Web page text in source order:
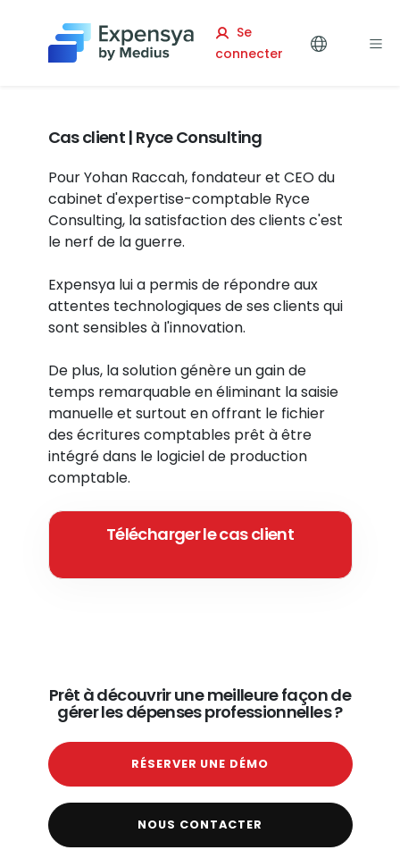
Expensya
Se
connecter
Cas client | Ryce Consulting
Pour Yohan Raccah, fondateur et CEO du
cabinet d'expertise-comptable Ryce
Consulting, la satisfaction des clients c'est
le nerf de la guerre.
Expensya lui a permis de répondre aux
attentes technologiques de ses clients qui
sont sensibles à l'innovation.
De plus, la solution génère un gain de
temps remarquable en éliminant la saisie
manuelle et surtout en offrant le fichier
des écritures comptables prêt à être
intégré dans le logiciel de production
comptable.
Télécharger le cas client
Prêt à découvrir une meilleure façon de
gérer les dépenses professionnelles ?
RÉSERVER UNE DÉMO
NOUS CONTACTER